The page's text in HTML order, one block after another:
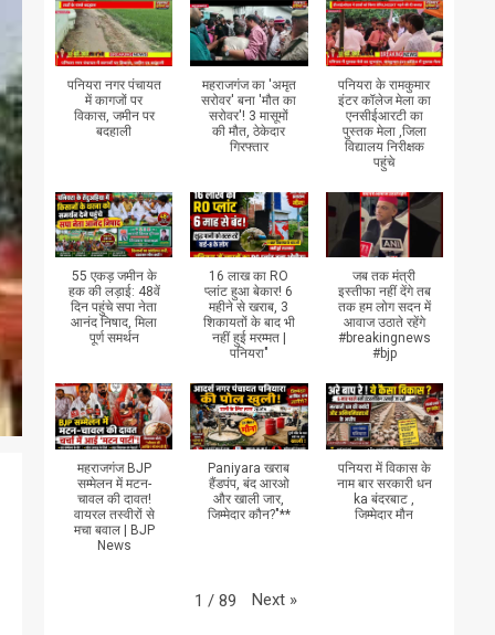
पनियरा नगर पंचायत
में कागजों पर
विकास, जमीन पर
बदहाली
महराजगंज का 'अमृत
सरोवर' बना 'मौत का
सरोवर'! 3 मासूमों
की मौत, ठेकेदार
गिरफ्तार
पनियरा के रामकुमार
इंटर कॉलेज मेला का
एनसीईआरटी का
पुस्तक मेला ,जिला
विद्यालय निरीक्षक
पहुंचे
55 एकड़ जमीन के
हक की लड़ाई: 48वें
दिन पहुंचे सपा नेता
आनंद निषाद, मिला
पूर्ण समर्थन
16 लाख का RO
प्लांट हुआ बेकार! 6
महीने से खराब, 3
शिकायतों के बाद भी
नहीं हुई मरम्मत |
पनियरा"
जब तक मंत्री
इस्तीफा नहीं देंगे तब
तक हम लोग सदन में
आवाज उठाते रहेंगे
#breakingnews
#bjp
महराजगंज BJP
सम्मेलन में मटन-
चावल की दावत!
वायरल तस्वीरों से
मचा बवाल | BJP
News
Paniyara खराब
हैंडपंप, बंद आरओ
और खाली जार,
जिम्मेदार कौन?"**
पनियरा में विकास के
नाम बार सरकारी धन
ka बंदरबाट ,
जिम्मेदार मौन
1 / 89 Next »